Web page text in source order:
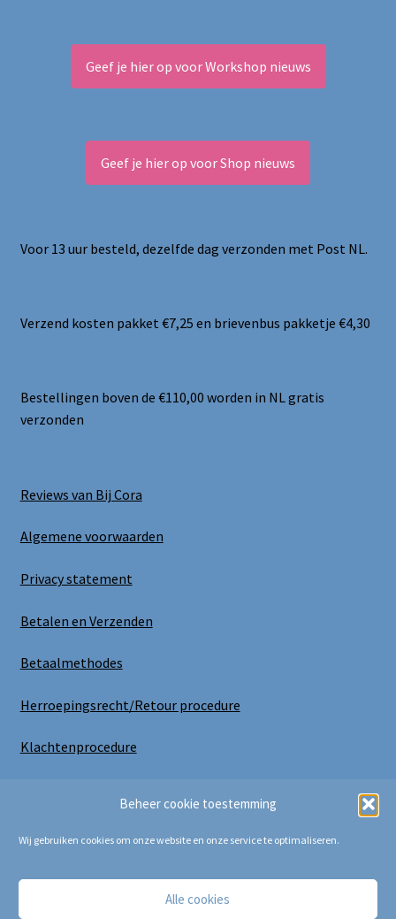
Beheer cookie toestemming
Wij gebruiken cookies om onze website en onze service te optimaliseren.
Alle cookies
Geef je hier op voor Workshop nieuws
Geef je hier op voor Shop nieuws
Voor 13 uur besteld, dezelfde dag verzonden met Post NL.
Verzend kosten pakket €7,25 en brievenbus pakketje €4,30
Bestellingen boven de €110,00 worden in NL gratis
verzonden
Reviews van Bij Cora
Algemene voorwaarden
Privacy statement
Betalen en Verzenden
Betaalmethodes
Herroepingsrecht/Retour procedure
Klachtenprocedure